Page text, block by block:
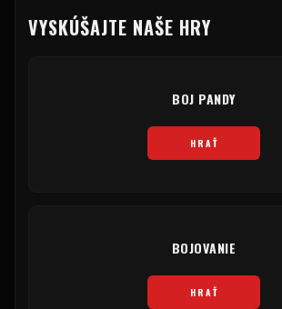
VYSKÚŠAJTE NAŠE HRY
BOJ PANDY
HRAŤ
BOJOVANIE
HRAŤ